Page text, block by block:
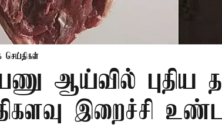
செய்திகள்
ஆய்வில் புதிய
இறைச்சி